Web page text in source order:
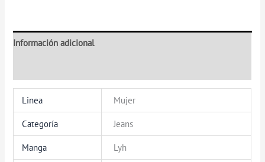
Información adicional
Linea Mujer
Categoría Jeans
Manga Lyh